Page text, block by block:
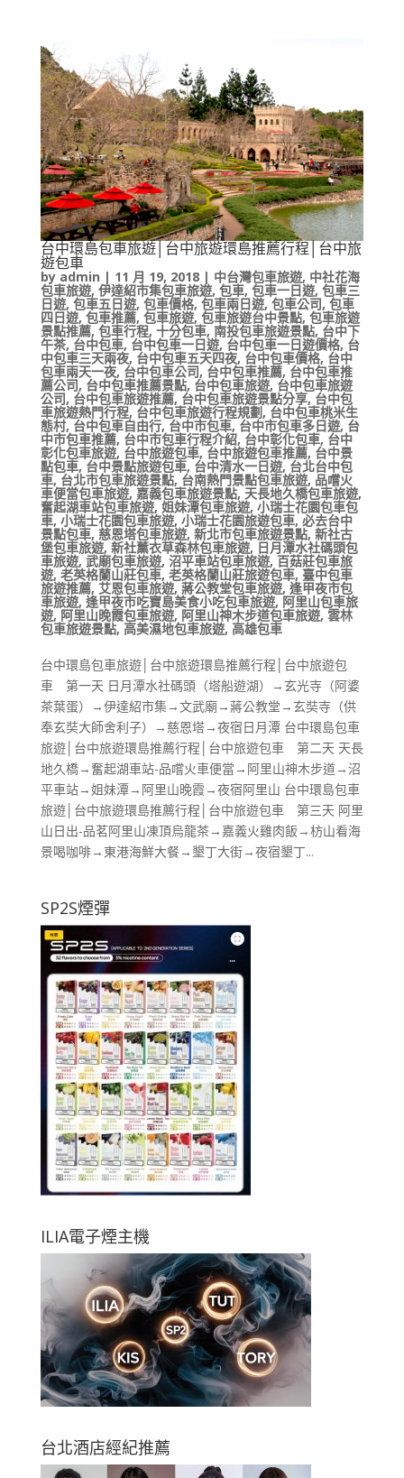
台中環島包車旅遊│台中旅遊環島推薦行程│台中旅
遊包車
by admin | 11 月 19, 2018| 中台灣包車旅遊, 中社花海
包車旅遊, 伊達紹市集包車旅遊, 包車, 包車一日遊, 包車三
日遊, 包車五日遊, 包車價格, 包車兩日遊, 包車公司, 包車
四日遊, 包車推薦, 包車旅遊, 包車旅遊台中景點, 包車旅遊
景點推薦, 包車行程, 十分包車, 南投包車旅遊景點, 台中下
午茶, 台中包車, 台中包車一日遊, 台中包車一日遊價格, 台
中包車三天兩夜, 台中包車五天四夜, 台中包車價格, 台中
包車兩天一夜, 台中包車公司, 台中包車推薦, 台中包車推
薦公司, 台中包車推薦景點, 台中包車旅遊, 台中包車旅遊
公司, 台中包車旅遊推薦, 台中包車旅遊景點分享, 台中包
車旅遊熱門行程, 台中包車旅遊行程規劃, 台中包車桃米生
態村, 台中包車自由行, 台中市包車, 台中市包車多日遊, 台
中市包車推薦, 台中市包車行程介紹, 台中彰化包車, 台中
彰化包車旅遊, 台中旅遊包車, 台中旅遊包車推薦, 台中景
點包車, 台中景點旅遊包車, 台中清水一日遊, 台北台中包
車, 台北市包車旅遊景點, 台南熱門景點包車旅遊, 品嚐火
車便當包車旅遊, 嘉義包車旅遊景點, 天長地久橋包車旅遊,
奮起湖車站包車旅遊, 姐妹潭包車旅遊, 小瑞士花園包車包
車, 小瑞士花園包車旅遊, 小瑞士花園旅遊包車, 必去台中
景點包車, 慈恩塔包車旅遊, 新北市包車旅遊景點, 新社古
堡包車旅遊, 新社薰衣草森林包車旅遊, 日月潭水社碼頭包
車旅遊, 武廟包車旅遊, 沼平車站包車旅遊, 百菇莊包車旅
遊, 老英格蘭山莊包車, 老英格蘭山莊旅遊包車, 臺中包車
旅遊推薦, 艾恩包車旅遊, 蔣公教堂包車旅遊, 逢甲夜市包
車旅遊, 逢甲夜市吃寶島美食小吃包車旅遊, 阿里山包車旅
遊, 阿里山晚霞包車旅遊, 阿里山神木步道包車旅遊, 雲林
包車旅遊景點, 高美濕地包車旅遊, 高雄包車
台中環島包車旅遊│台中旅遊環島推薦行程│台中旅遊包
車 第一天 日月潭水社碼頭（塔船遊湖）→玄光寺（阿婆
茶葉蛋）→伊達紹市集→文武廟→蔣公教堂→玄奘寺（供
奉玄奘大師舍利子）→慈恩塔→夜宿日月潭 台中環島包車
旅遊│台中旅遊環島推薦行程│台中旅遊包車 第二天 天長
地久橋→奮起湖車站-品嚐火車便當→阿里山神木步道→沼
平車站→姐妹潭→阿里山晚霞→夜宿阿里山 台中環島包車
旅遊│台中旅遊環島推薦行程│台中旅遊包車 第三天 阿里
山日出-品茗阿里山凍頂烏龍茶→嘉義火雞肉飯→枋山看海
景喝咖啡→東港海鮮大餐→墾丁大街→夜宿墾丁...
SP2S煙彈
ILIA電子煙主機
台北酒店經紀推薦